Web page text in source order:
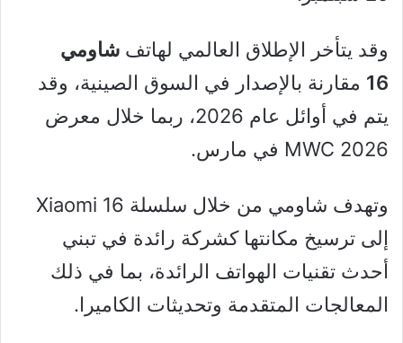
وقد يتأخر الإطلاق العالمي لهاتف شاومي
16 مقارنة بالإصدار في السوق الصينية، وقد
يتم في أوائل عام 2026، ربما خلال معرض
MWC 2026 في مارس.
وتهدف شاومي من خلال سلسلة Xiaomi 16
إلى ترسيخ مكانتها كشركة رائدة في تبني
أحدث تقنيات الهواتف الرائدة، بما في ذلك
المعالجات المتقدمة وتحديثات الكاميرا.